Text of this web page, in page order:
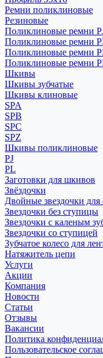
Ремни поликлиновые
Резиновые
Поликлиновые ремни
Поликлиновые ремни
Поликлиновые ремни
Поликлиновые ремни
Шкивы
Шкивы зубчатые
Шкивы клиновые
SPA
SPB
SPC
SPZ
Шкивы поликлиновые
PJ
PL
Заготовки для шкивов
Звёздочки
Двойные звездочки
Звездочки без ступицы
Звездочки с каленым
Звездочки со ступицей
Зубчатое колесо для
Натяжитель цепи
Услуги
Акции
Компания
Новости
Статьи
Отзывы
Вакансии
Политика
Пользовательское